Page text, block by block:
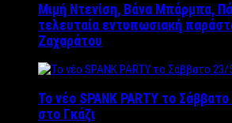
Μιμή Ντενίση, Βάνα Μπάρμπα,
τελευταία εντυπωσιακή
Ζαχαράτου
Το νέο SPANK PARTY το
στο Γκάζι